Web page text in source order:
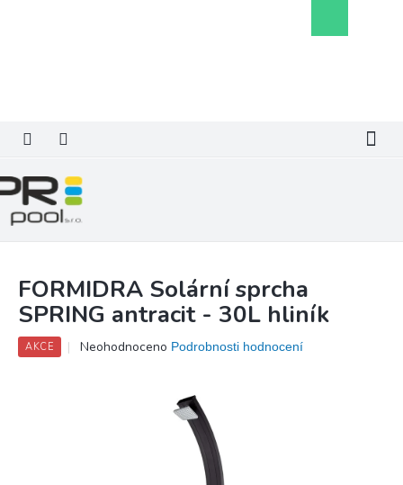
košík
FORMIDRA Solární sprcha
SPRING antracit - 30L hliník
AKCE
Průměrné
Neohodnoceno Podrobnosti hodnocení